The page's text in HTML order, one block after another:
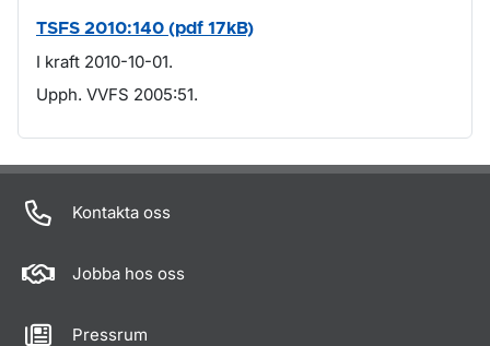
TSFS 2010:140 (pdf 17kB)
I kraft 2010-10-01.
Upph. VVFS 2005:51.
Om sidan
Kontakta oss
Jobba hos oss
Pressrum